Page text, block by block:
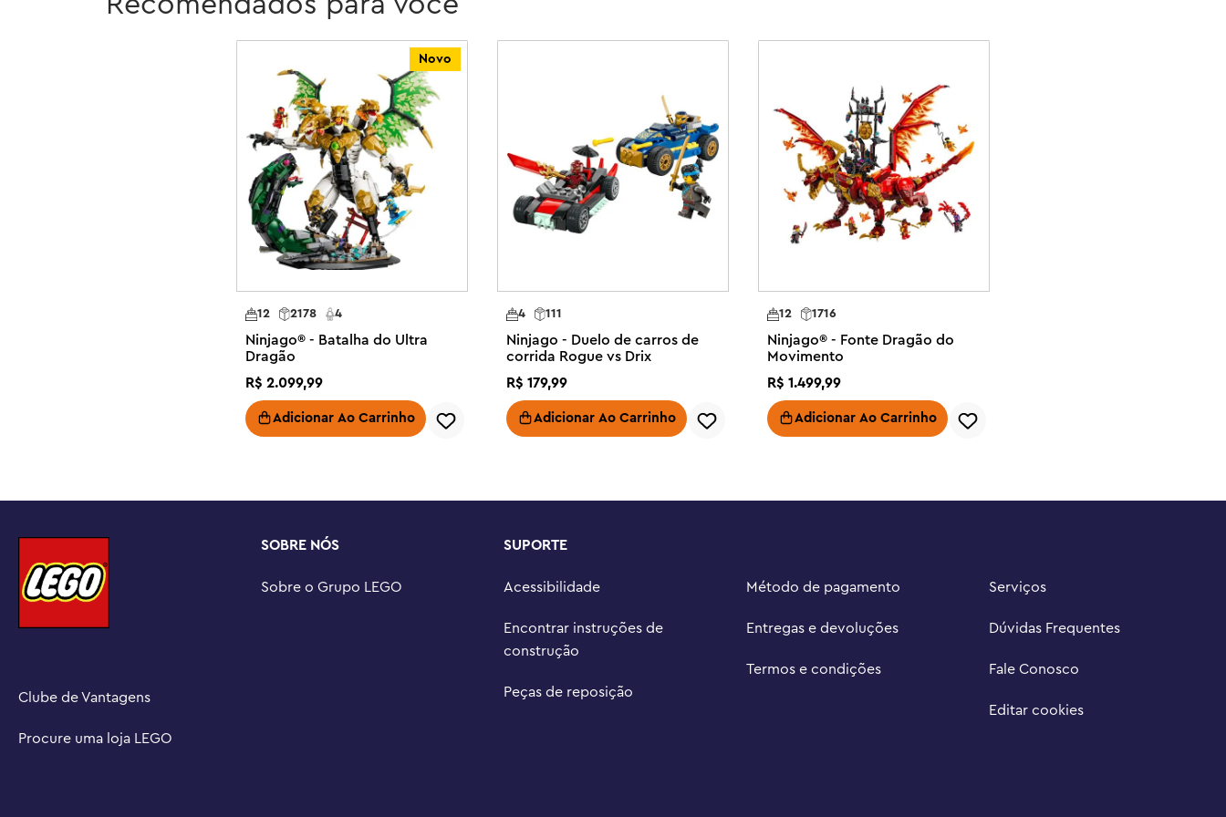
as crianças possam encenar batalhas épicas.
A linha de conjuntos LEGO® NINJAGO e brinquedos ninja montáveis ??para crianças inclui
dragões, veículos e templos para que os fãs possam encenar aventuras com seus heróis.
Cada conjunto ninja pode ser criado com o aplicativo LEGO Builder, que guia você e seu
filho em uma aventura de construção fácil e intuitiva.
Brinquedo ninja para crianças – Meninos e meninas de 7 anos ou mais podem encenar
batalhas incríveis da temporada 3 do programa de TV NINJAGO® Dragons Rising com o
Brinquedo de veículo ninja combinado – Este grande veículo NINJAGO® pode ser
separado em 2 veículos menores: o robô de Kai e a motocicleta voadora de Nya para que
Cheio de recursos – o robô de Kai tem uma cabeça, braços e pernas articulados, um
de Nya tem um cockpit, asas móveis e 2 atiradores com mola
com acessórios de armas para que as crianças possam encenar batalhas épicas
Presente de aniversário para crianças – Este brinquedo de ação proporciona uma
experiência divertida de construir e brincar e é uma ideia de presente de aniversário para
vendidos separadamente) para encenar a ação com o Kai's Mech Storm Rider
crianças escapem para um mundo de fantasia de aventuras com seus heróis ninja
Medidas – Este conjunto de construção LEGO® de 333 peças para crianças inclui a figura
do Kai's Mech Storm Rider, que tem mais de 14 cm de altura
Novo
2178 4
12
Ninjago® - Batalha do Ultra
Dragão
R$ 2.099,99
Adicionar Ao Carrinho
111
4
Ninjago - Duelo de carros de
corrida Rogue vs Drix
R$ 179,99
Adicionar Ao Carrinho
1716
12
Ninjago® - Fonte Dragão do
Movimento
R$ 1.499,99
Adicionar Ao Carrinho
Clube de Vantagens
Procure uma loja LEGO
SOBRE NÓS
Sobre o Grupo LEGO
SUPORTE
Acessibilidade
Encontrar instruções de
construção
Peças de reposição
Método de pagamento
Entregas e devoluções
Termos e condições
Serviços
Dúvidas Frequentes
Fale Conosco
Editar cookies